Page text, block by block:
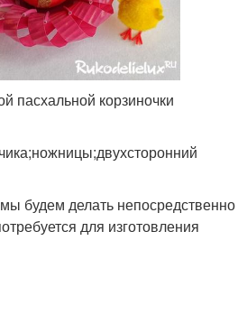
пасхальной корзиночки
будем делать непосредственно
для изготовления